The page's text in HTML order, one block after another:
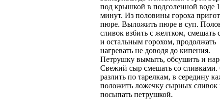
под крышкой в подсоленной воде
минут. Из половины гороха
пюре. Выложить пюре в суп.
сливок взбить с желтком, смешать
и остальным горохом, продолжать
нагревать не доводя до кипения.
Петрушку вымыть, обсушить и
Свежий сыр смешать со
разлить по тарелкам, в середину
положить ложечку сырных сливок
посыпать петрушкой.